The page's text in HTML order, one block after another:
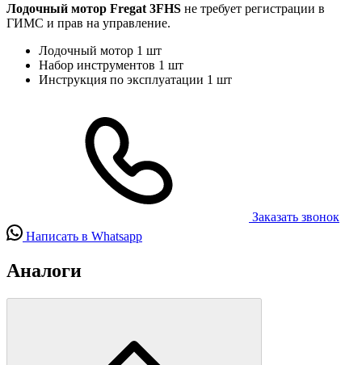
Лодочный мотор Fregat 3FHS не требует регистрации в
ГИМС и прав на управление.
Лодочный мотор 1 шт
Набор инструментов 1 шт
Инструкция по эксплуатации 1 шт
Заказать звонок
Написать в Whatsapp
Аналоги